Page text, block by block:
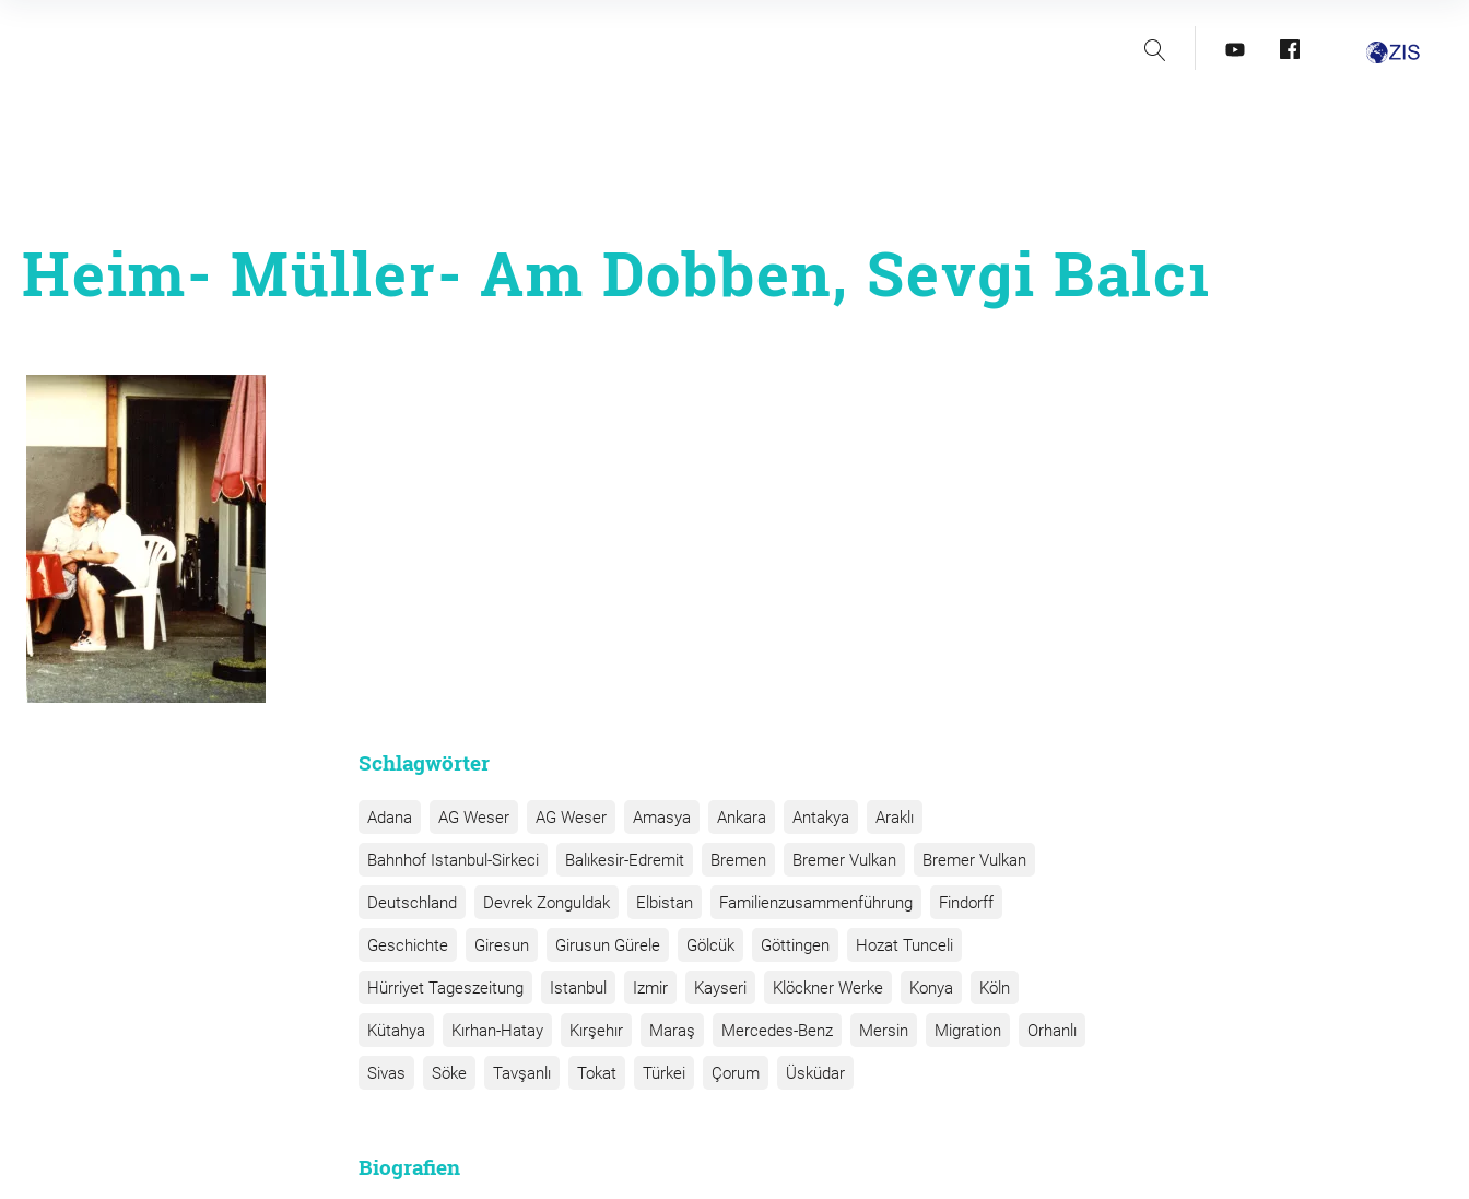
Suche youtubefacebook
Heim- Müller- Am Dobben, Sevgi Balcı
Beitragsnavigation
Schlagwörter
Adana AG Weser AG Weser Amasya Ankara Antakya Araklı
Bahnhof Istanbul-Sirkeci Balıkesir-Edremit Bremen Bremer Vulkan Bremer Vulkan
Deutschland Devrek Zonguldak Elbistan Familienzusammenführung Findorff
Geschichte Giresun Girusun Gürele Gölcük Göttingen Hozat Tunceli
Hürriyet Tageszeitung Istanbul Izmir Kayseri Klöckner Werke Konya Köln
Kütahya Kırhan-Hatay Kırşehır Maraş Mercedes-Benz Mersin Migration Orhanlı
Sivas Söke Tavşanlı Tokat Türkei Çorum Üsküdar
Biografien